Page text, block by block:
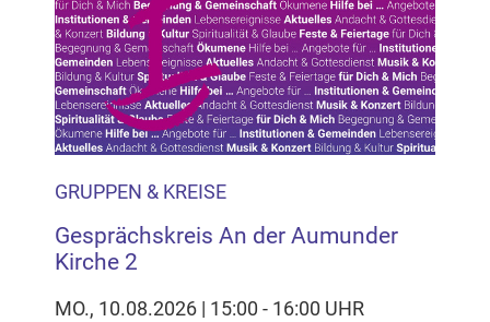
GRUPPEN & KREISE
Gesprächskreis An der Aumunder
Kirche 2
MO., 10.08.2026 | 15:00 - 16:00 UHR